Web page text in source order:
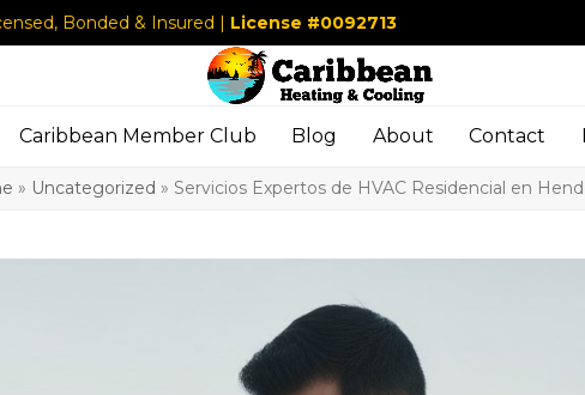
Bonded & Insured | License #0092713
Caribbean Member Club Blog About Contact
» Uncategorized » Servicios Expertos de HVAC Residencial en